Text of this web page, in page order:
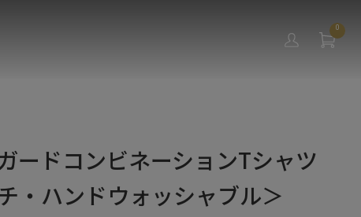
0
ードコンビネーションTシャツ
・ハンドウォッシャブル＞